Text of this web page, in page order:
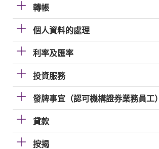
轉帳
個人資料的處理
利率及匯率
投資服務
發牌事宜（認可機構證券業務員工）
貸款
按揭